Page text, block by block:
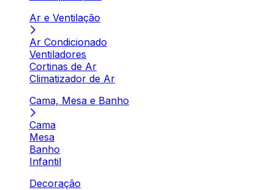
Ar e Ventilação
Ar Condicionado
Ventiladores
Cortinas de Ar
Climatizador de Ar
Cama, Mesa e Banho
Cama
Mesa
Banho
Infantil
Decoração